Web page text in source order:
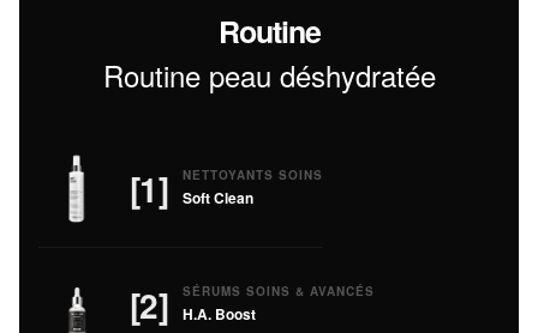
Routine
Routine peau déshydratée
[1] NETTOYANTS SOINS
Soft Clean
[2] SÉRUMS SOINS & AVANCÉS
H.A. Boost